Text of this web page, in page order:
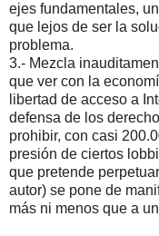
ejes fundamentales,
que lejos de ser la
problema.
3.- Mezcla
que ver con la
libertad de acceso a
defensa de los
prohibir, con casi
presión de ciertos
que pretende
autor) se pone de
más ni menos que a